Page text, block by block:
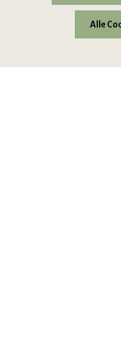
* Alle Preise inkl.Alle